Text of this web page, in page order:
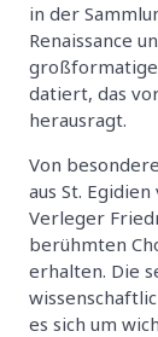
in der
Renaissance
großformatige
datiert, das
herausragt.
Von
aus St.
Verleger
berühmten
erhalten. Die
es sich um